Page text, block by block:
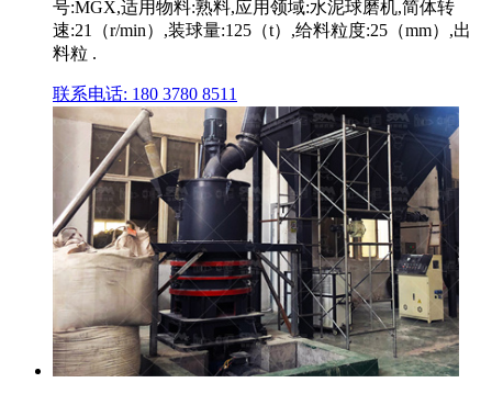
号:MGX,适用物料:熟料,应用领域:水泥球磨机,简体转
速:21（r/min）,装球量:125（t）,给料粒度:25（mm）,出
料粒 .
联系电话: 180 3780 8511